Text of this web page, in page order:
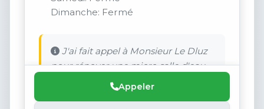
Dimanche: Fermé
J'ai fait appel à Monsieur Le Dluz
pour rénover une micro salle d'eau.
Appeler